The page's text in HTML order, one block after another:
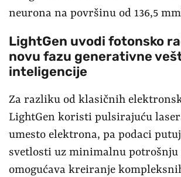
neurona na površinu od 136,5
LightGen uvodi fotonsko
novu fazu generativne
inteligencije
Za razliku od klasičnih
LightGen koristi pulsirajuću
umesto elektrona, pa podaci
svetlosti uz minimalnu potrošnju
omogućava kreiranje